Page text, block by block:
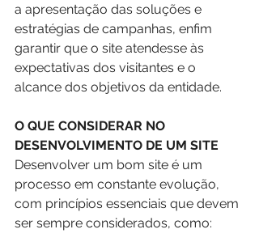
a apresentação das soluções e
estratégias de campanhas, enfim
garantir que o site atendesse às
expectativas dos visitantes e o
alcance dos objetivos da entidade.
O QUE CONSIDERAR NO
DESENVOLVIMENTO DE UM SITE
Desenvolver um bom site é um
processo em constante evolução,
com princípios essenciais que devem
ser sempre considerados, como: